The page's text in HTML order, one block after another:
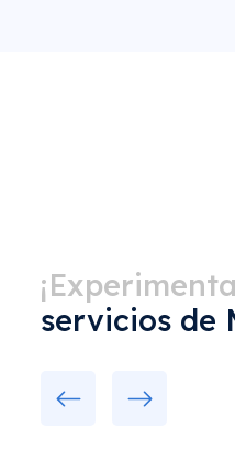
servicios de